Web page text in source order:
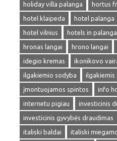
holiday villa palanga
hortus
hotel klaipeda
hotel palanga
hotel vilnius
hotels in palanga
hronas langai
hrono langai
idegio kremas
ikonikovo
ilgakiemio sodyba
ilgakiemis
įmontuojamos spintos
info
internetu pigiau
investicinis
investicinis gyvybės draudimas
italiski baldai
italiski